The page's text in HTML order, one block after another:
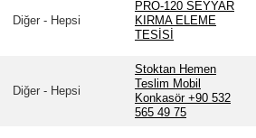
Diğer - Hepsi
PRO-120 SEYYAR
KIRMA ELEME
TESİSİ
Diğer - Hepsi
Stoktan Hemen
Teslim Mobil
Konkasör +90 532
565 49 75